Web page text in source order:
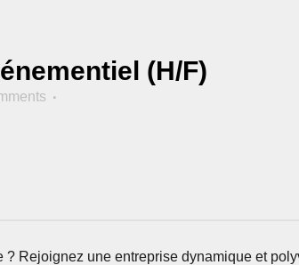
(H/F)
? Rejoignez une entreprise dynamique et